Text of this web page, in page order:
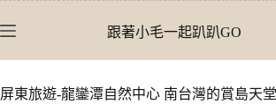
至
內
跟著小毛一起趴趴GO
屏東旅遊-龍鑾潭自然中心 南台灣的賞島天